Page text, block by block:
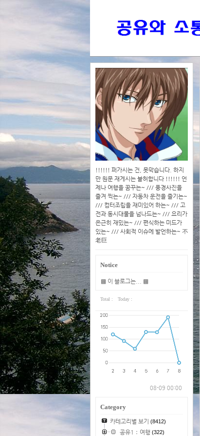
!!!!!! 퍼가시는 건, 못막습니다. 하지
만 원문 재게시는 불허합니다 !!!!!! 언
제나 여행을 꿈꾸는~ /// 풍경사진을
즐겨 찍는~ /// 자동차 운전을 즐기는~
/// 컴터조립을 재미있어 하는~ /// 고
전과 동시대물을 넘나드는~ /// 요리가
은근히 재밌는~ /// 편식하는 미드가
있는~ /// 사회적 이슈에 발언하는~ 不
老巨
Notice
▩ 이 블로그는... ▩
Total : Today :
08-09 00:00
Category
카테고리별 보기 (8412)
공유1：여행 (322)